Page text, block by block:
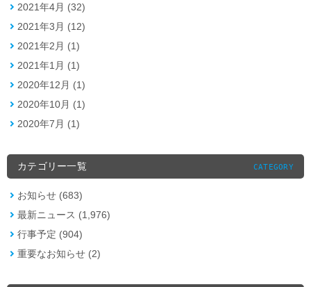
2021年4月 (32)
2021年3月 (12)
2021年2月 (1)
2021年1月 (1)
2020年12月 (1)
2020年10月 (1)
2020年7月 (1)
カテゴリー一覧 CATEGORY
お知らせ (683)
最新ニュース (1,976)
行事予定 (904)
重要なお知らせ (2)